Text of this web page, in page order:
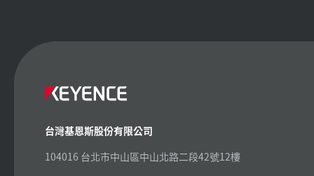
台灣基恩斯股份有限公司
104016 台北市中山區中山北路二段42號12樓